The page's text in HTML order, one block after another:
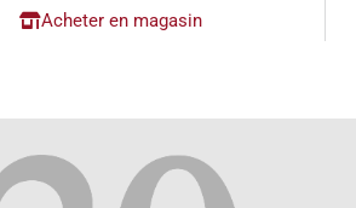
Acheter en magasin